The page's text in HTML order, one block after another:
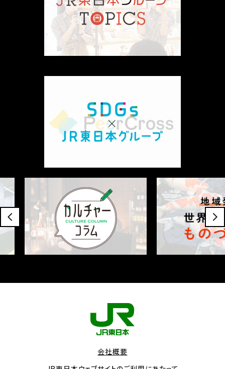
会社概要